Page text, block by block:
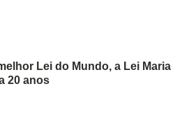
Lei do Mundo, a Lei Maria
20 anos